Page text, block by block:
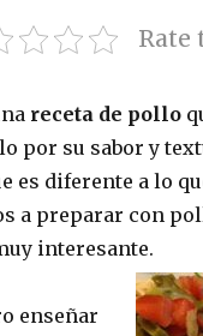
Rate
receta de pollo
por su sabor y
es diferente a lo
a preparar con
interesante.
enseñar